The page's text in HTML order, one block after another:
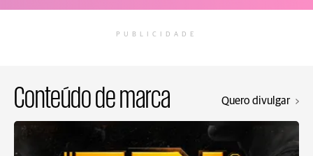
PUBLICIDADE
Conteúdo de marca Quero divulgar